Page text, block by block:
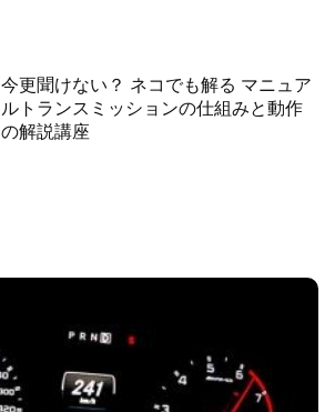
今更聞けない？ ネコでも解る マニュア
ルトランスミッションの仕組みと動作
の解説講座